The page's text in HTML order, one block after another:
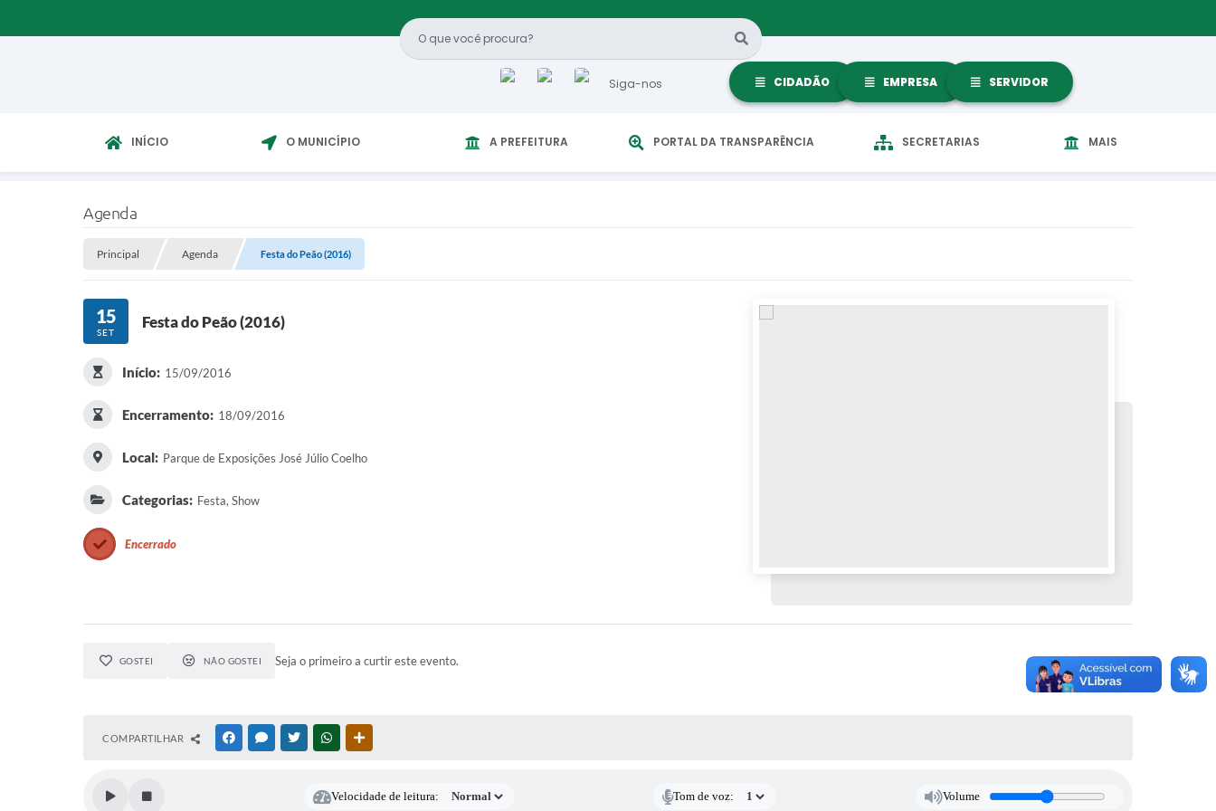
Siga-nos CIDADÃO EMPRESA SERVIDOR
INÍCIO O MUNICÍPIO A PREFEITURA PORTAL DA TRANSPARÊNCIA SECRETARIAS MAIS
Agenda
Principal Agenda Festa do Peão (2016)
15
SET
Festa do Peão (2016)
Início: 15/09/2016
Encerramento: 18/09/2016
Local: Parque de Exposições José Júlio Coelho
Categorias: Festa, Show
Encerrado
GOSTEI NÃO GOSTEI Seja o primeiro a curtir este evento.
COMPARTILHAR FACEBOOKMESSENGER
TWITTERWHATSAPP
Velocidade de leitura: Tom de voz: Volume